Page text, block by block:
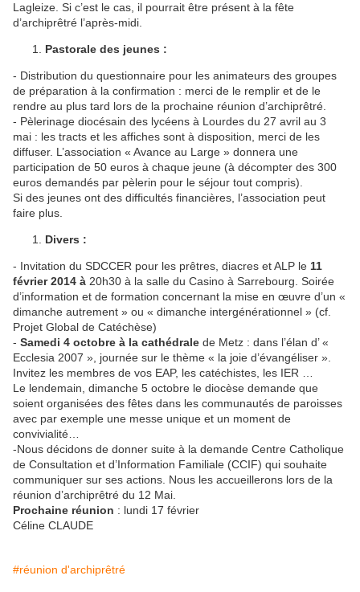
Lagleize. Si c’est le cas, il pourrait être présent à la fête
d’archiprêtré l’après-midi.
Pastorale des jeunes :
- Distribution du questionnaire pour les animateurs des groupes
de préparation à la confirmation : merci de le remplir et de le
rendre au plus tard lors de la prochaine réunion d’archiprêtré.
- Pèlerinage diocésain des lycéens à Lourdes du 27 avril au 3
mai : les tracts et les affiches sont à disposition, merci de les
diffuser. L’association « Avance au Large » donnera une
participation de 50 euros à chaque jeune (à décompter des 300
euros demandés par pèlerin pour le séjour tout compris).
Si des jeunes ont des difficultés financières, l’association peut
faire plus.
Divers :
- Invitation du SDCCER pour les prêtres, diacres et ALP le 11
février 2014 à 20h30 à la salle du Casino à Sarrebourg. Soirée
d’information et de formation concernant la mise en œuvre d’un «
dimanche autrement » ou « dimanche intergénérationnel » (cf.
Projet Global de Catéchèse)
- Samedi 4 octobre à la cathédrale de Metz : dans l’élan d’ «
Ecclesia 2007 », journée sur le thème « la joie d’évangéliser ».
Invitez les membres de vos EAP, les catéchistes, les IER …
Le lendemain, dimanche 5 octobre le diocèse demande que
soient organisées des fêtes dans les communautés de paroisses
avec par exemple une messe unique et un moment de
convivialité…
-Nous décidons de donner suite à la demande Centre Catholique
de Consultation et d’Information Familiale (CCIF) qui souhaite
communiquer sur ses actions. Nous les accueillerons lors de la
réunion d’archiprêtré du 12 Mai.
Prochaine réunion : lundi 17 février
Céline CLAUDE
#réunion d'archiprêtré